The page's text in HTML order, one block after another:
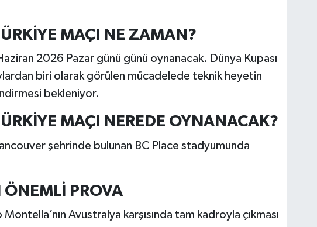
MAÇI NE ZAMAN?
Haziran 2026 Pazar günü günü oynanacak. Dünya Kupası
biri olarak görülen mücadelede teknik heyetin
bekleniyor.
MAÇI NEREDE OYNANACAK?
şehrinde bulunan BC Place stadyumunda
PROVA
Avustralya karşısında tam kadroyla çıkması